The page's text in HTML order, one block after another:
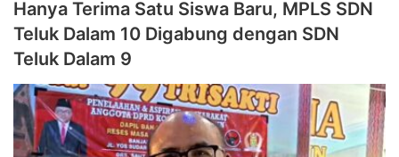
Hanya Terima Satu Siswa Baru, MPLS SDN
Teluk Dalam 10 Digabung dengan SDN
Teluk Dalam 9